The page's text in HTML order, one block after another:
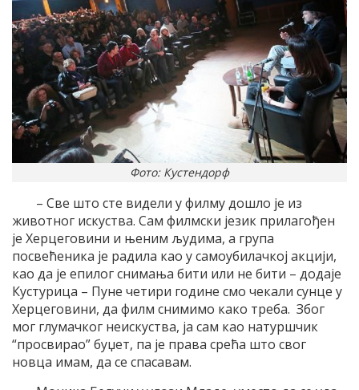
Фото: Кустендорф
– Све што сте видели у филму дошло је из
животног искуства. Сам филмски језик прилагођен
је Херцеговини и њеним људима, а група
посвећеника је радила као у самоубилачкој акцији,
као да је епилог снимања бити или не бити – додаје
Кустурица – Пуне четири године смо чекали сунце у
Херцеговини, да филм снимимо како треба. Због
мог глумачког неискуства, ја сам као натуршчик
“просвирао” буџет, па је права срећа што свог
новца имам, да се спасавам.